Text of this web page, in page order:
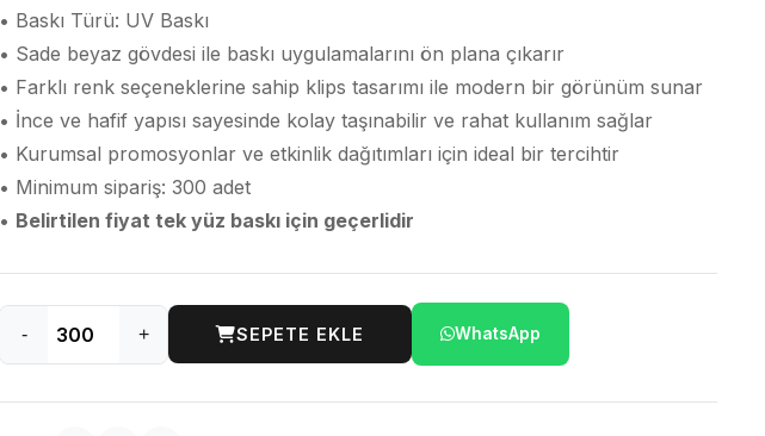
• Baskı Türü: UV Baskı
• Sade beyaz gövdesi ile baskı uygulamalarını ön plana çıkarır
• Farklı renk seçeneklerine sahip klips tasarımı ile modern bir görünüm sunar
• İnce ve hafif yapısı sayesinde kolay taşınabilir ve rahat kullanım sağlar
• Kurumsal promosyonlar ve etkinlik dağıtımları için ideal bir tercihtir
• Minimum sipariş: 300 adet
• Belirtilen fiyat tek yüz baskı için geçerlidir
- + SEPETE EKLE WhatsApp